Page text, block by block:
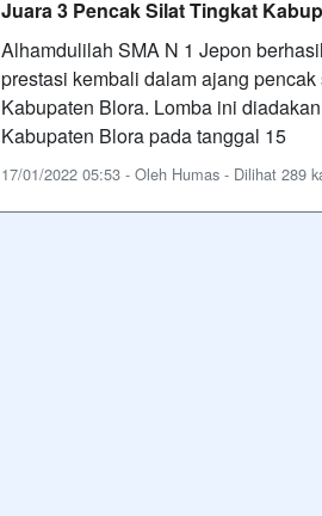
Juara 3 Pencak Silat Tingkat
Alhamdulilah SMA N 1 Jepon
prestasi kembali dalam ajang pencak
Kabupaten Blora. Lomba ini
Kabupaten Blora pada tanggal 15
17/01/2022 05:53 - Oleh Humas - Dilihat 289